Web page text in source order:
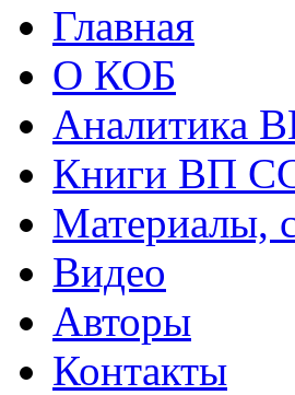
Главная
О КОБ
Аналитика
Книги ВП
Материалы,
Видео
Авторы
Контакты